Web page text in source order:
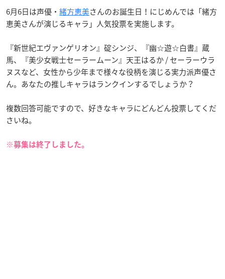
6月6日は声優・ 緒方恵美さんのお誕生日！にじめんでは「緒方
恵美さんが演じるキャラ」人気投票を実施します。
『新世紀エヴァンゲリオン』碇シンジ、『幽☆遊☆白書』蔵
馬、『美少女戦士セーラームーン』天王はるか / セーラーウラ
ヌスなど、女性から少年まで様々な役柄を演じる実力派声優さ
ん。あなたの推しキャラはランクインするでしょうか？
複数回答可能ですので、好きなキャラにどんどん投票してくだ
さいね。
※募集は終了しました。